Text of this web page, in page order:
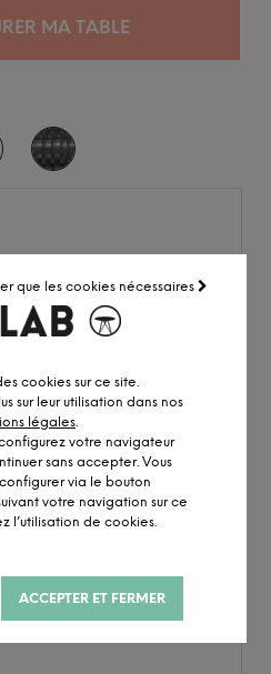
que les cookies nécessaires
cookies sur ce site.
sur leur utilisation dans nos
légales.
votre navigateur
sans accepter. Vous
via le bouton
votre navigation sur ce
l’utilisation de cookies.
ACCEPTER ET FERMER
MA TABLE